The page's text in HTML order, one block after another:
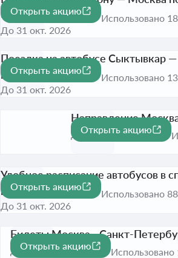
цене
До 31 окт. 2026
Открыть акцию
Использовано
Поездка на автобусе Сыктывкар
рублей
До 31 окт. 2026
Открыть акцию
Использовано
Направление
До 31 окт. 2026
Открыть акцию
Удобное расписание автобусов в
разделе
До 31 окт. 2026
Открыть акцию
Использовано
Билеты Москва - Санкт-
До 31 окт. 2026
Открыть акцию
Использовано